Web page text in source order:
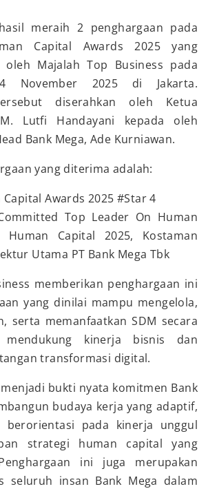
meraih 2 penghargaan pada
Capital Awards 2025 yang
oleh Majalah Top Business pada
November 2025 di Jakarta.
diserahkan oleh Ketua
M. Lutfi Handayani kepada oleh
Bank Mega, Ade Kurniawan.
yang diterima adalah:
Awards 2025 #Star 4
Top Leader On Human
Human Capital 2025, Kostaman
Utama PT Bank Mega Tbk
memberikan penghargaan ini
yang dinilai mampu mengelola,
serta memanfaatkan SDM secara
kinerja bisnis dan
transformasi digital.
bukti nyata komitmen Bank
budaya kerja yang adaptif,
berorientasi pada kinerja unggul
strategi human capital yang
ini juga merupakan
seluruh insan Bank Mega dalam